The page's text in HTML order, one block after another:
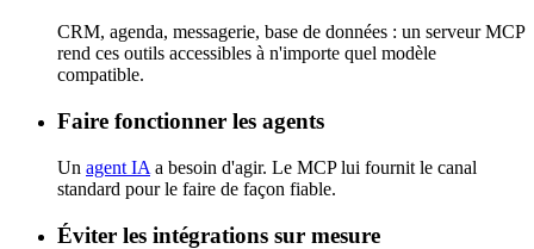
CRM, agenda, messagerie, base de données : un serveur MCP
rend ces outils accessibles à n'importe quel modèle
compatible.
Faire fonctionner les agents
Un agent IA a besoin d'agir. Le MCP lui fournit le canal
standard pour le faire de façon fiable.
Éviter les intégrations sur mesure